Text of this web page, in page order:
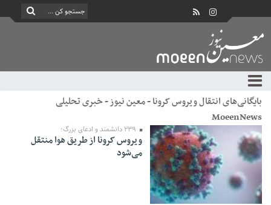
بایگانی‌های انتقال ویروس کرونا - معین نیوز - خبری تحلیلی
MoeenNews
ویروس کرونا از طریق هوا منتقل
می‌شود